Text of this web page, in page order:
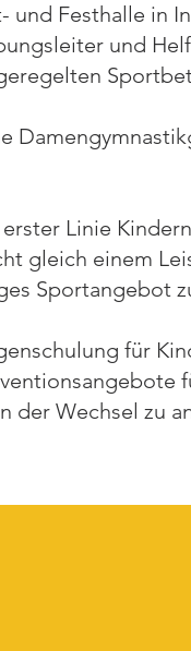
und Festhalle in
und
Linie
gleich einem
Sportangebot
für
Wechsel zu